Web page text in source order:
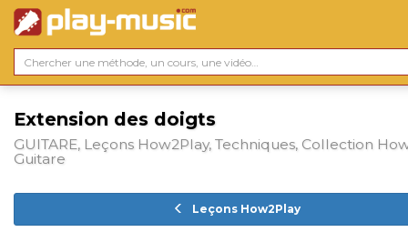
Extension des doigts
GUITARE, Leçons How2Play, Techniques, Collection
Guitare
Leçons How2Play